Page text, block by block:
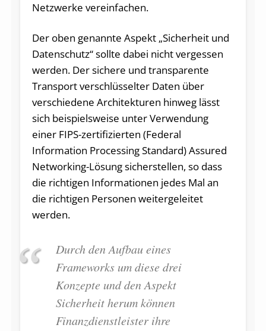
Netzwerke vereinfachen.
Der oben genannte Aspekt „Sicherheit und
Datenschutz“ sollte dabei nicht vergessen
werden. Der sichere und transparente
Transport verschlüsselter Daten über
verschiedene Architekturen hinweg lässt
sich beispielsweise unter Verwendung
einer FIPS-zertifizierten (Federal
Information Processing Standard) Assured
Networking-Lösung sicherstellen, so dass
die richtigen Informationen jedes Mal an
die richtigen Personen weitergeleitet
werden.
Durch den Aufbau eines
Frameworks um diese drei
Konzepte und den Aspekt
Sicherheit herum können
Finanzdienstleister ihre